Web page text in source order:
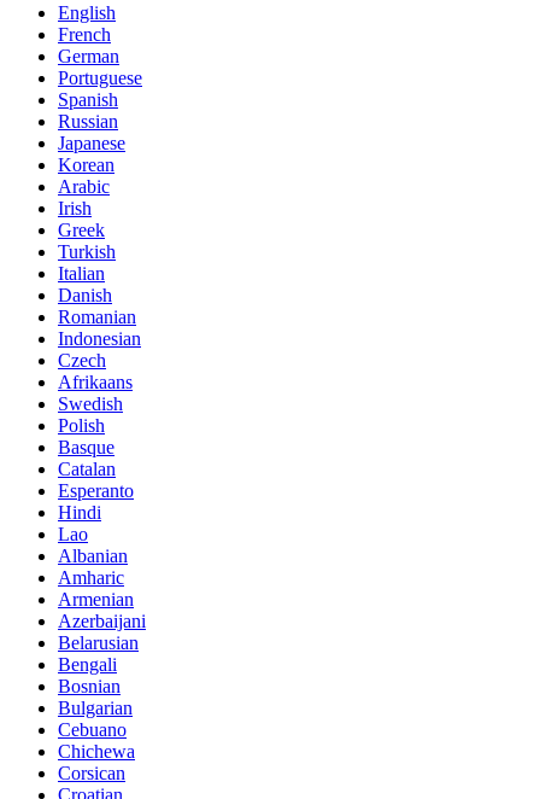
English
French
German
Portuguese
Spanish
Russian
Japanese
Korean
Arabic
Irish
Greek
Turkish
Italian
Danish
Romanian
Indonesian
Czech
Afrikaans
Swedish
Polish
Basque
Catalan
Esperanto
Hindi
Lao
Albanian
Amharic
Armenian
Azerbaijani
Belarusian
Bengali
Bosnian
Bulgarian
Cebuano
Chichewa
Corsican
Croatian